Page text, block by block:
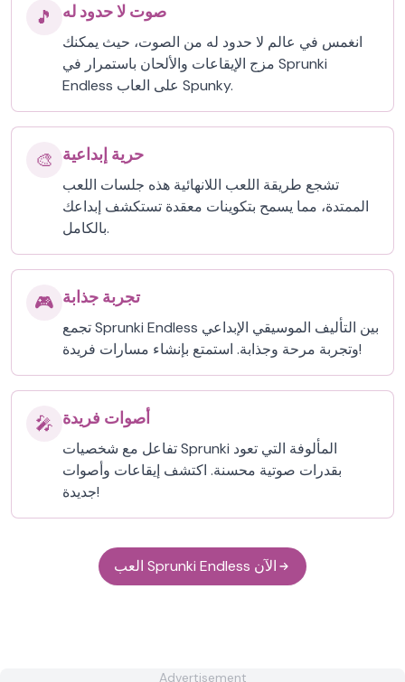
🎵 صوت لا حدود له
انغمس في عالم لا حدود له من الصوت، حيث يمكنك
مزج الإيقاعات والألحان باستمرار في Sprunki
Endless على العاب Spunky.
🎨 حرية إبداعية
تشجع طريقة اللعب اللانهائية هذه جلسات اللعب
الممتدة، مما يسمح بتكوينات معقدة تستكشف إبداعك
بالكامل.
🎮 تجربة جذابة
تجمع Sprunki Endless بين التأليف الموسيقي الإبداعي
وتجربة مرحة وجذابة. استمتع بإنشاء مسارات فريدة!
🎤 أصوات فريدة
تفاعل مع شخصيات Sprunki المألوفة التي تعود
بقدرات صوتية محسنة. اكتشف إيقاعات وأصوات
جديدة!
العب Sprunki Endless الآن
Advertisement